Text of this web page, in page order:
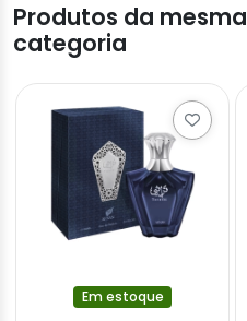
Produtos da mesma
categoria
Em estoque